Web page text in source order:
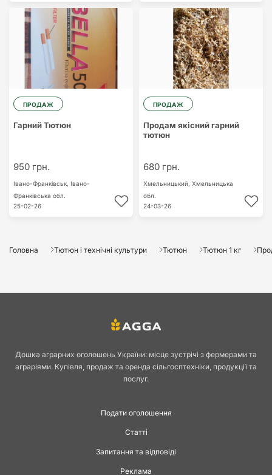
ПРОДАЖ
Гарний Тютюн
950 грн.
Івано-Франківськ, Івано-
Франківська обл.
25-02-26
ПРОДАЖ
Продам якісний гарний
тютюн
680 грн.
Хмельницький, Хмельницька
обл.
24-03-26
Головна Тютюн і технічні культури Тютюн Тютюн 1 кг
Дошка аграрних оголошень України: місце зустрічі з фермерами та
аграріями. Купівля, продаж та оренда сільгосптехніки, продукції та
послуг.
Подати оголошення
Статті
Запитання та відповіді
Реклама